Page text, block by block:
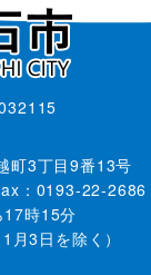
3丁目9番13号
：0193-22-2686
17時15分
月3日を除く）